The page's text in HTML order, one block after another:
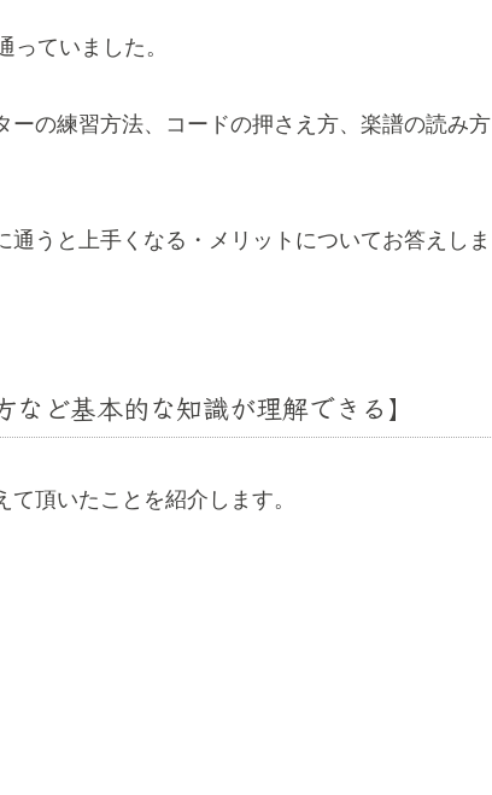
ていました。
の練習方法、コードの押さえ方、楽譜の読み方
うと上手くなる・メリットについてお答えしま
ど基本的な知識が理解できる】
頂いたことを紹介します。